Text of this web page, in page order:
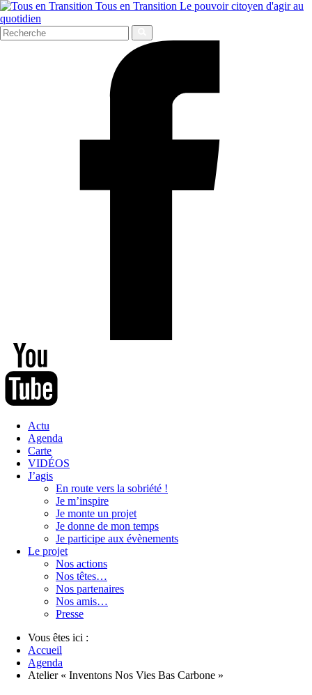
Tous en Transition Le pouvoir citoyen d'agir au
quotidien
Actu
Agenda
Carte
VIDÉOS
J’agis
En route vers la sobriété !
Je m’inspire
Je monte un projet
Je donne de mon temps
Je participe aux évènements
Le projet
Nos actions
Nos têtes…
Nos partenaires
Nos amis…
Presse
Vous êtes ici :
Accueil
Agenda
Atelier « Inventons Nos Vies Bas Carbone »